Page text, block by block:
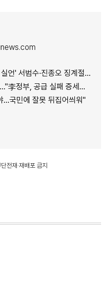
서범수·진종오 징계절차 개시
, 공급 실패 증세로 덮으려 해"
국민에 잘못 뒤집어씌워"
전재·재배포 금지